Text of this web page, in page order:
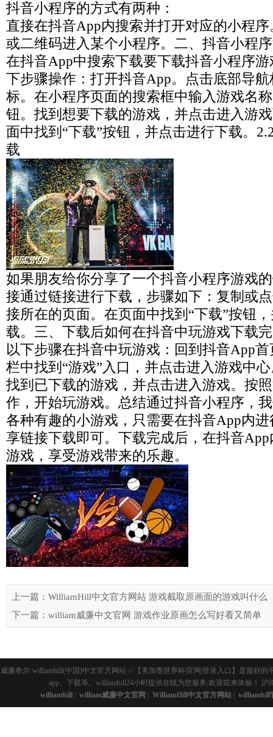
抖音小程序的方式有两种：
直接在抖音App内搜索并打开对应的小程
或二维码进入某个小程序。二、抖音小程
在抖音App中搜索下载要下载抖音小程序
下步骤操作：打开抖音App。点击底部导航
标。在小程序页面的搜索框中输入游戏名
钮。找到想要下载的游戏，并点击进入游
面中找到“下载”按钮，并点击进行下载。
载
如果朋友给你分享了一个抖音小程序游戏
接通过链接进行下载，步骤如下：复制或
接所在的页面。在页面中找到“下载”按钮
载。三、下载后如何在抖音中玩游戏下载
以下步骤在抖音中玩游戏：回到抖音App
栏中找到“游戏”入口，并点击进入游戏中
找到已下载的游戏，并点击进入游戏。按
作，开始玩游戏。总结通过抖音小程序，
各种有趣的小游戏，只需要在抖音App内
享链接下载即可。下载完成后，在抖音
游戏，享受游戏带来的乐趣。
上一篇：WilliamHill中文官方网站 游戏截取原画面的游戏叫什么
下一篇：william威廉中文官网 游戏作业原画怎么写好看又简单
威廉希尔·williamhill(中国)中文官方网站 ✅【美加墨世界杯|官网|登录入口】是最好
app、下载等。williamhill24小时提供在线为您服务,欢迎前来体验！ 沪
williamhill
william威廉中文官网 WilliamHill中文官方网站| williamhill